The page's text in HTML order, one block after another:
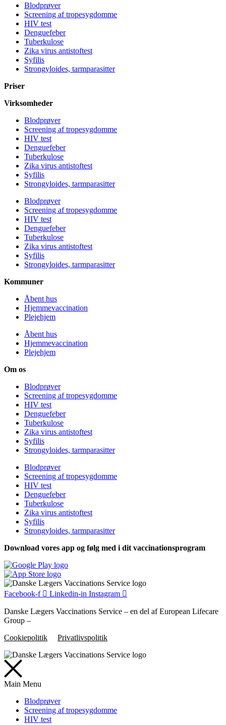
Blodprøver
Screening af tropesygdomme
HIV test
Denguefeber
Tuberkulose
Zika virus antistoftest
Syfilis
Strongyloides, tarmparasitter
Priser
Virksomheder
Blodprøver
Screening af tropesygdomme
HIV test
Denguefeber
Tuberkulose
Zika virus antistoftest
Syfilis
Strongyloides, tarmparasitter
Blodprøver
Screening af tropesygdomme
HIV test
Denguefeber
Tuberkulose
Zika virus antistoftest
Syfilis
Strongyloides, tarmparasitter
Kommuner
Åbent hus
Hjemmevaccination
Plejehjem
Åbent hus
Hjemmevaccination
Plejehjem
Om os
Blodprøver
Screening af tropesygdomme
HIV test
Denguefeber
Tuberkulose
Zika virus antistoftest
Syfilis
Strongyloides, tarmparasitter
Blodprøver
Screening af tropesygdomme
HIV test
Denguefeber
Tuberkulose
Zika virus antistoftest
Syfilis
Strongyloides, tarmparasitter
Download vores app og følg med i dit vaccinationsprogram
Facebook-f Linkedin-in Instagram
Danske Lægers Vaccinations Service – en del af European Lifecare
Group –
Cookiepolitik
Privatlivspolitik
Main Menu
Blodprøver
Screening af tropesygdomme
HIV test